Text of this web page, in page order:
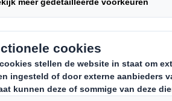
trends in de